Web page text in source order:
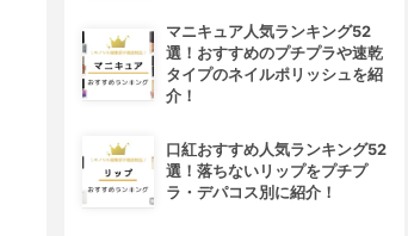
マニキュア人気ランキング52
選！おすすめのプチプラや速乾
タイプのネイルポリッシュを紹
介！
口紅おすすめ人気ランキング52
選！落ちないリップをプチプ
ラ・デパコス別に紹介！